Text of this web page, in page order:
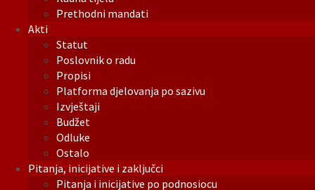
Prethodni mandati
Akti
Statut
Poslovnik o radu
Propisi
Platforma djelovanja po sazivu
Izvještaji
Budžet
Odluke
Ostalo
Pitanja, inicijative i zaključci
Pitanja i inicijative po podnosiocu